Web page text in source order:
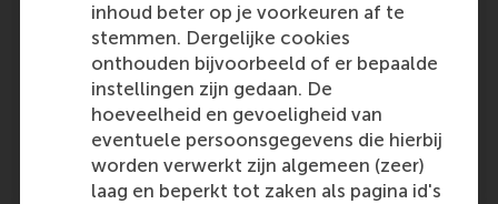
inhoud beter op je voorkeuren af te
stemmen. Dergelijke cookies
onthouden bijvoorbeeld of er bepaalde
instellingen zijn gedaan. De
hoeveelheid en gevoeligheid van
eventuele persoonsgegevens die hierbij
worden verwerkt zijn algemeen (zeer)
laag en beperkt tot zaken als pagina id's
the fossil-fuel industry. At the systemic level,
this trading is a pretence of financial stability
now for a more disorderly transition…
Outlet:
EU Debates, News & Opinions Media Type:
Wednesday, 30 October 2024